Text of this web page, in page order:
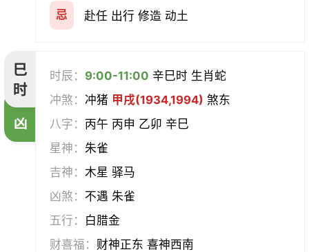
忌 赴任 出行 修造 动土
巳
时
凶
时辰： 9:00-11:00 辛巳时 生肖蛇
冲煞：冲猪 甲戌(1934,1994) 煞东
八字： 丙午 丙申 乙卯 辛巳
星神： 朱雀
吉神：木星 驿马
凶煞： 不遇 朱雀
五行： 白腊金
财喜福： 财神正东 喜神西南